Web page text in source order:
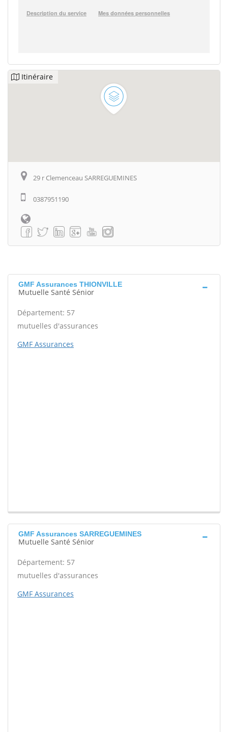
Itinéraire
29 r Clemenceau SARREGUEMINES
0387951190
GMF Assurances THIONVILLE
Mutuelle Santé Sénior
Département: 57
mutuelles d'assurances
GMF Assurances
GMF Assurances SARREGUEMINES
Mutuelle Santé Sénior
Département: 57
mutuelles d'assurances
GMF Assurances